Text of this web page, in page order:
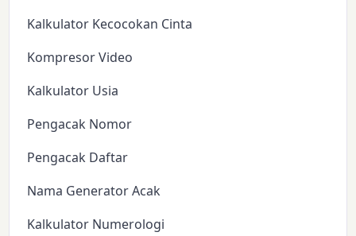
Kalkulator Kecocokan Cinta
Kompresor Video
Kalkulator Usia
Pengacak Nomor
Pengacak Daftar
Nama Generator Acak
Kalkulator Numerologi